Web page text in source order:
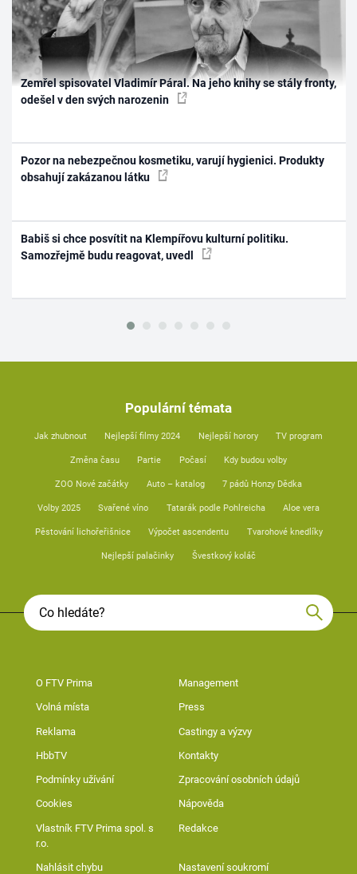
Zemřel spisovatel Vladimír Páral. Na jeho knihy se stály fronty,
odešel v den svých narozenin
Pozor na nebezpečnou kosmetiku, varují hygienici. Produkty
obsahují zakázanou látku
Babiš si chce posvítit na Klempířovu kulturní politiku.
Samozřejmě budu reagovat, uvedl
Populární témata
Jak zhubnout Nejlepší filmy 2024 Nejlepší horory TV program
Změna času Partie Počasí Kdy budou volby
ZOO Nové začátky Auto – katalog 7 pádů Honzy Dědka
Volby 2025 Svařené víno Tatarák podle Pohlreicha Aloe vera
Pěstování lichořeřišnice Výpočet ascendentu Tvarohové knedlíky
Nejlepší palačinky Švestkový koláč
O FTV Prima Management
Volná místa Press
Reklama Castingy a výzvy
HbbTV Kontakty
Podmínky užívání Zpracování osobních údajů
Cookies Nápověda
Vlastník FTV Prima spol. s
r.o.
Redakce
Nahlásit chybu Nastavení soukromí